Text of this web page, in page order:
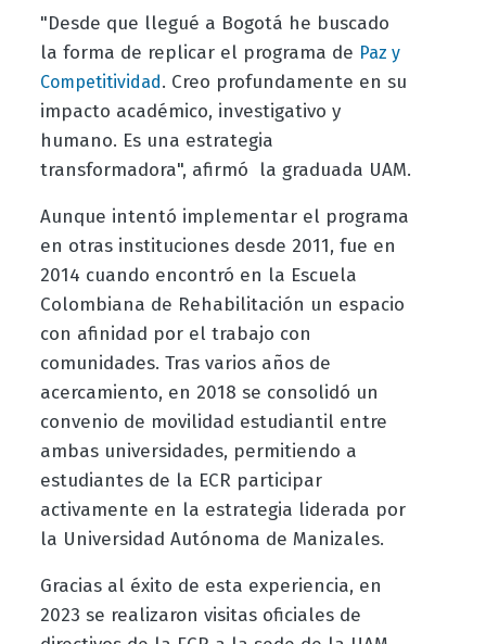
"Desde que llegué a Bogotá he buscado
la forma de replicar el programa de Paz y
Competitividad. Creo profundamente en su
impacto académico, investigativo y
humano. Es una estrategia
transformadora", afirmó la graduada UAM.
Aunque intentó implementar el programa
en otras instituciones desde 2011, fue en
2014 cuando encontró en la Escuela
Colombiana de Rehabilitación un espacio
con afinidad por el trabajo con
comunidades. Tras varios años de
acercamiento, en 2018 se consolidó un
convenio de movilidad estudiantil entre
ambas universidades, permitiendo a
estudiantes de la ECR participar
activamente en la estrategia liderada por
la Universidad Autónoma de Manizales.
Gracias al éxito de esta experiencia, en
2023 se realizaron visitas oficiales de